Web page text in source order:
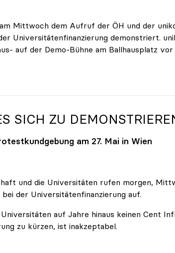
Mittwoch dem Aufruf der ÖH und der
Universitätenfinanzierung demonstriert.
auf der Demo-Bühne am Ballhausplatz vor
SICH ZU
am 27. Mai in Wien
und die Universitäten rufen morgen,
der Universitätenfinanzierung auf.
auf Jahre hinaus keinen Cent
zu kürzen, ist inakzeptabel.
lohnt